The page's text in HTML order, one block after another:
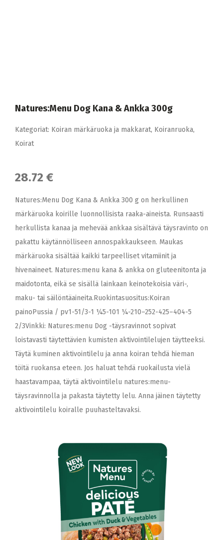
Natures:Menu Dog Kana & Ankka 300g
Kategoriat: Koiran märkäruoka ja makkarat, Koiranruoka,
Koirat
28.72 €
Natures:Menu Dog Kana & Ankka 300 g on herkullinen
märkäruoka koirille luonnollisista raaka-aineista. Runsaasti
herkullista kanaa ja mehevää ankkaa sisältävä täysravinto on
pakattu käytännölliseen annospakkaukseen. Maukas
märkäruoka sisältää kaikki tarpeelliset vitamiinit ja
hivenaineet. Natures:menu kana & ankka on gluteenitonta ja
maidotonta, eikä se sisällä lainkaan keinotekoisia väri-,
maku- tai säilöntäaineita.Ruokintasuositus:Koiran
painoPussia / pv1-51/3-1 ¼5-101 ¼-210–252-425–404-5
2/3Vinkki: Natures:menu Dog -täysravinnot sopivat
loistavasti täytettävien kumisten aktivointilelujen täytteeksi.
Täytä kuminen aktivointilelu ja anna koiran tehdä hieman
töitä ruokansa eteen. Jos haluat tehdä ruokailusta vielä
haastavampaa, täytä aktivointilelu natures:menu-
täysravinnolla ja pakasta täytetty lelu. Anna jäinen täytetty
aktivointilelu koiralle puuhasteltavaksi.